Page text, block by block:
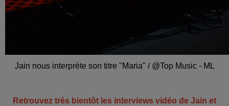
Jain nous interprète son titre "Maria" / @Top Music - ML
Retrouvez très bientôt les interviews vidéo de Jain et